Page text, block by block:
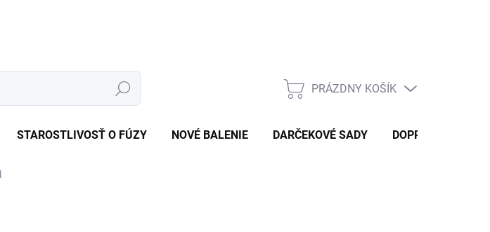
Hľadať
NÁKUPNÝ
PRÁZDNY KOŠÍK
STAROSTLIVOSŤ O FÚZY NOVÉ BALENIE DARČEKOVÉ SADY DOPRAVA A